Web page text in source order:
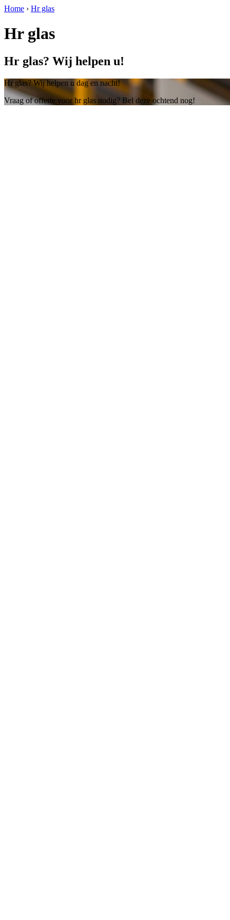
Home › Hr glas
Hr glas
Hr glas? Wij helpen u!
Hr glas? Wij helpen u dag en nacht!
Vraag of offerte voor hr glas nodig? Bel deze ochtend nog!